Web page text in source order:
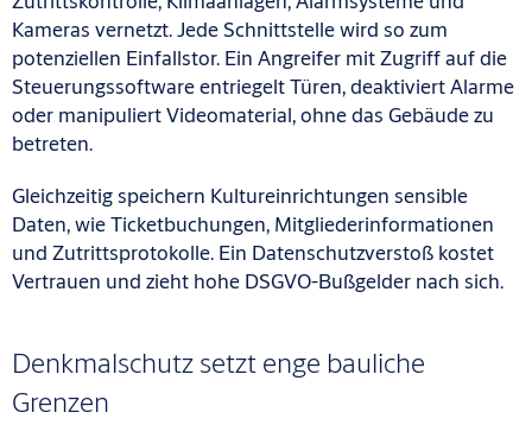
Kameras vernetzt. Jede Schnittstelle wird so zum
potenziellen Einfallstor. Ein Angreifer mit Zugriff auf die
Steuerungssoftware entriegelt Türen, deaktiviert Alarme
oder manipuliert Videomaterial, ohne das Gebäude zu
betreten.
Gleichzeitig speichern Kultureinrichtungen sensible
Daten, wie Ticketbuchungen, Mitgliederinformationen
und Zutrittsprotokolle. Ein Datenschutzverstoß kostet
Vertrauen und zieht hohe DSGVO-Bußgelder nach sich.
Denkmalschutz setzt enge bauliche
Grenzen